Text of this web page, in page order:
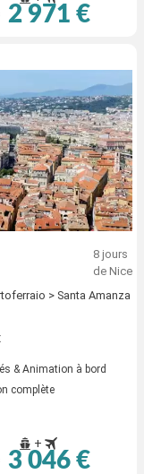
2 971 €
8 jours
de Nice
> Santa Amanza
& Animation à bord
complète
+
3 046 €